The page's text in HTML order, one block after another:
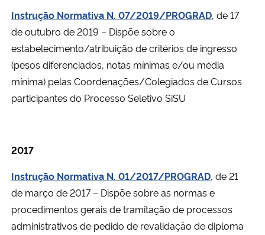
Instrução Normativa N. 07/2019/PROGRAD, de 17
de outubro de 2019 – Dispõe sobre o
estabelecimento/atribuição de critérios de ingresso
(pesos diferenciados, notas mínimas e/ou média
mínima) pelas Coordenações/Colegiados de Cursos
participantes do Processo Seletivo SiSU
2017
Instrução Normativa N. 01/2017/PROGRAD, de 21
de março de 2017 – Dispõe sobre as normas e
procedimentos gerais de tramitação de processos
administrativos de pedido de revalidação de diploma